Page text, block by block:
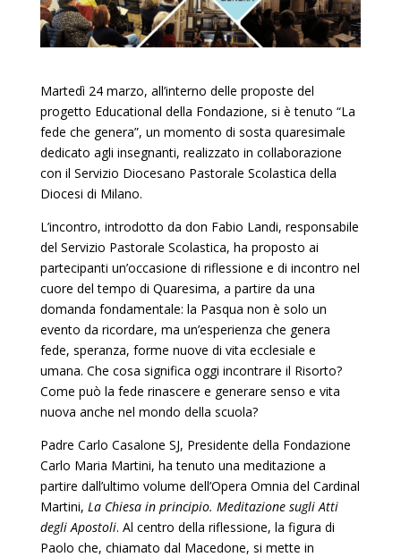
Martedì 24 marzo, all’interno delle proposte del
progetto Educational della Fondazione, si è tenuto “La
fede che genera”, un momento di sosta quaresimale
dedicato agli insegnanti, realizzato in collaborazione
con il Servizio Diocesano Pastorale Scolastica della
Diocesi di Milano.
L’incontro, introdotto da don Fabio Landi, responsabile
del Servizio Pastorale Scolastica, ha proposto ai
partecipanti un’occasione di riflessione e di incontro nel
cuore del tempo di Quaresima, a partire da una
domanda fondamentale: la Pasqua non è solo un
evento da ricordare, ma un’esperienza che genera
fede, speranza, forme nuove di vita ecclesiale e
umana. Che cosa significa oggi incontrare il Risorto?
Come può la fede rinascere e generare senso e vita
nuova anche nel mondo della scuola?
Padre Carlo Casalone SJ, Presidente della Fondazione
Carlo Maria Martini, ha tenuto una meditazione a
partire dall’ultimo volume dell’Opera Omnia del Cardinal
Martini, La Chiesa in principio. Meditazione sugli Atti
degli Apostoli. Al centro della riflessione, la figura di
Paolo che, chiamato dal Macedone, si mette in